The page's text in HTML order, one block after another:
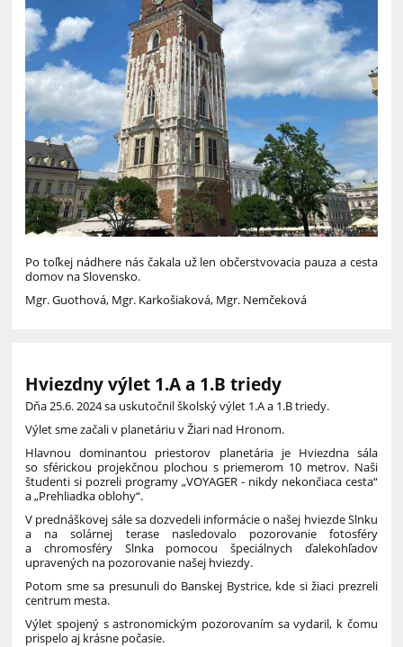
Po toľkej nádhere nás čakala už len občerstvovacia pauza a cesta
domov na Slovensko.
Mgr. Guothová, Mgr. Karkošiaková, Mgr. Nemčeková
Hviezdny výlet 1.A a 1.B triedy
Dňa 25.6. 2024 sa uskutočnil školský výlet 1.A a 1.B triedy.
Výlet sme začali v planetáriu v Žiari nad Hronom.
Hlavnou dominantou priestorov planetária je Hviezdna sála
so sférickou projekčnou plochou s priemerom 10 metrov. Naši
študenti si pozreli programy „VOYAGER - nikdy nekončiaca cesta“
a „Prehliadka oblohy“.
V prednáškovej sále sa dozvedeli informácie o našej hviezde Slnku
a na solárnej terase nasledovalo pozorovanie fotosféry
a chromosféry Slnka pomocou špeciálnych ďalekohľadov
upravených na pozorovanie našej hviezdy.
Potom sme sa presunuli do Banskej Bystrice, kde si žiaci prezreli
centrum mesta.
Výlet spojený s astronomickým pozorovaním sa vydaril, k čomu
prispelo aj krásne počasie.